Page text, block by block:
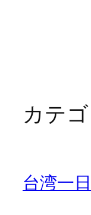
カテ
台湾一